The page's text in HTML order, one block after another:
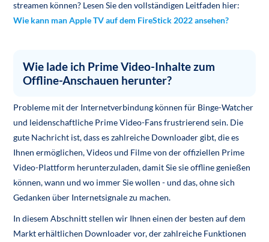
streamen können? Lesen Sie den vollständigen Leitfaden hier:
Wie kann man Apple TV auf dem FireStick 2022 ansehen?
Wie lade ich Prime Video-Inhalte zum
Offline-Anschauen herunter?
Probleme mit der Internetverbindung können für Binge-Watcher
und leidenschaftliche Prime Video-Fans frustrierend sein. Die
gute Nachricht ist, dass es zahlreiche Downloader gibt, die es
Ihnen ermöglichen, Videos und Filme von der offiziellen Prime
Video-Plattform herunterzuladen, damit Sie sie offline genießen
können, wann und wo immer Sie wollen - und das, ohne sich
Gedanken über Internetsignale zu machen.
In diesem Abschnitt stellen wir Ihnen einen der besten auf dem
Markt erhältlichen Downloader vor, der zahlreiche Funktionen